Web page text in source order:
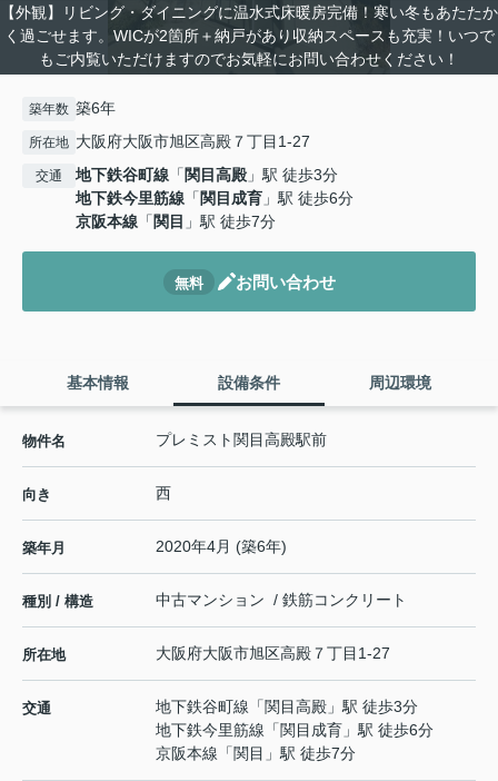
【外観】リビング・ダイニングに温水式床暖房完備！寒い冬もあたたか
く過ごせます。WICが2箇所＋納戸があり収納スペースも充実！いつで
もご内覧いただけますのでお気軽にお問い合わせください！
築年数 築6年
所在地 大阪府大阪市旭区高殿７丁目1-27
交通 地下鉄谷町線 「 関目高殿 」駅 徒歩3分
地下鉄今里筋線 「 関目成育 」駅 徒歩6分
京阪本線 「 関目 」駅 徒歩7分
無料 お問い合わせ
基本情報 設備条件 周辺環境
物件名 プレミスト関目高殿駅前
向き 西
築年月 2020年4月 (築6年)
種別 / 構造 中古マンション / 鉄筋コンクリート
所在地 大阪府大阪市旭区高殿 ７丁目1-27
交通 地下鉄谷町線 「関目高殿 」駅 徒歩3分
地下鉄今里筋線 「関目成育 」駅 徒歩6分
京阪本線 「関目 」駅 徒歩7分